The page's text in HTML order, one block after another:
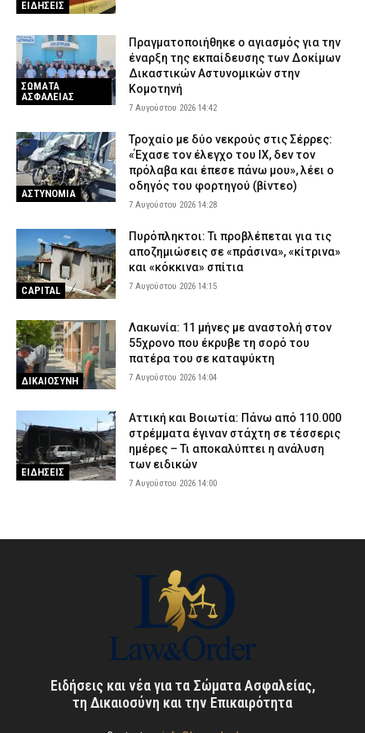
ΕΙΔΗΣΕΙΣ
ΣΩΜΑΤΑ
ΑΣΦΑΛΕΙΑΣ
Πραγματοποιήθηκε ο αγιασμός για την
έναρξη της εκπαίδευσης των Δοκίμων
Δικαστικών Αστυνομικών στην
Κομοτηνή
7 Αυγούστου 2026 14:42
ΑΣΤΥΝΟΜΙΑ
Τροχαίο με δύο νεκρούς στις Σέρρες:
«Έχασε τον έλεγχο του ΙΧ, δεν τον
πρόλαβα και έπεσε πάνω μου», λέει ο
οδηγός του φορτηγού (βίντεο)
7 Αυγούστου 2026 14:28
CAPITAL
Πυρόπληκτοι: Τι προβλέπεται για τις
αποζημιώσεις σε «πράσινα», «κίτρινα»
και «κόκκινα» σπίτια
7 Αυγούστου 2026 14:15
ΔΙΚΑΙΟΣΥΝΗ
Λακωνία: 11 μήνες με αναστολή στον
55χρονο που έκρυβε τη σορό του
πατέρα του σε καταψύκτη
7 Αυγούστου 2026 14:04
ΕΙΔΗΣΕΙΣ
Αττική και Βοιωτία: Πάνω από 110.000
στρέμματα έγιναν στάχτη σε τέσσερις
ημέρες – Τι αποκαλύπτει η ανάλυση
των ειδικών
7 Αυγούστου 2026 14:00
Ειδήσεις και νέα για τα Σώματα Ασφαλείας,
τη Δικαιοσύνη και την Επικαιρότητα